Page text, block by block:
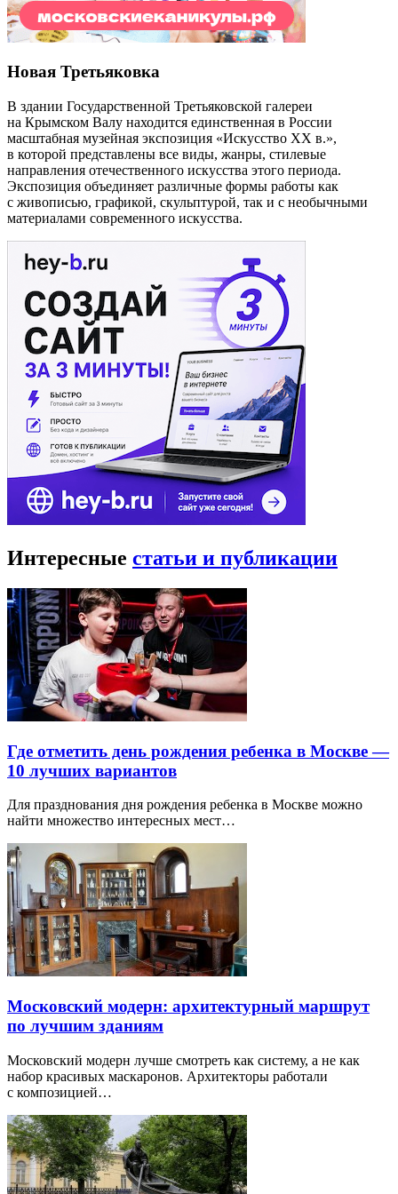
Новая Третьяковка
В здании Государственной Третьяковской галереи
на Крымском Валу находится единственная в России
масштабная музейная экспозиция «Искусство ХХ в.»,
в которой представлены все виды, жанры, стилевые
направления отечественного искусства этого периода.
Экспозиция объединяет различные формы работы как
с живописью, графикой, скульптурой, так и с необычными
материалами современного искусства.
Интересные статьи и публикации
Где отметить день рождения ребенка в Москве —
10 лучших вариантов
Для празднования дня рождения ребенка в Москве можно
найти множество интересных мест…
Московский модерн: архитектурный маршрут
по лучшим зданиям
Московский модерн лучше смотреть как систему, а не как
набор красивых маскаронов. Архитекторы работали
с композицией…